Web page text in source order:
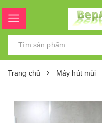
Trang chủ Máy hút mùi